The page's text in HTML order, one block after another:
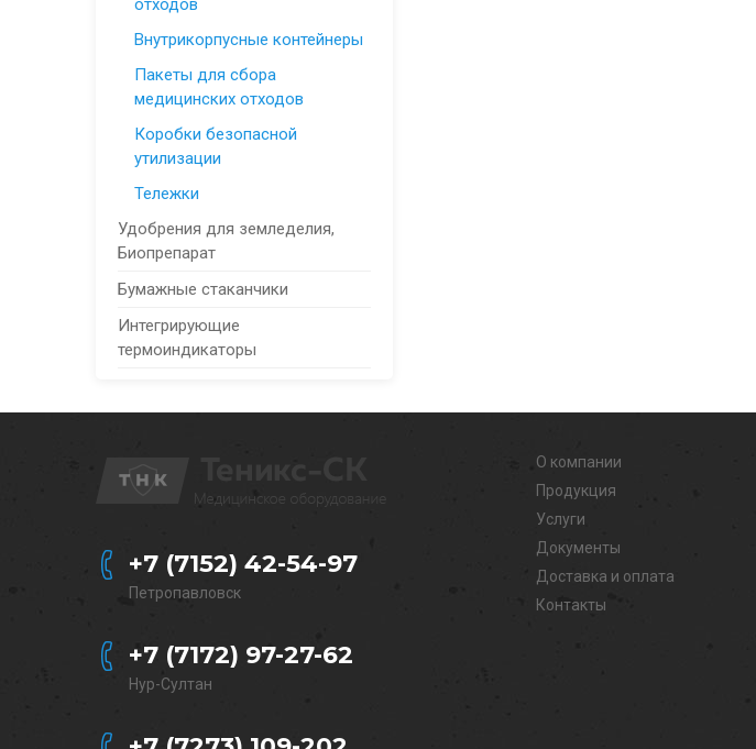
отходов
Внутрикорпусные контейнеры
Пакеты для сбора
медицинских отходов
Коробки безопасной
утилизации
Тележки
Удобрения для земледелия,
Биопрепарат
Бумажные стаканчики
Интегрирующие
термоиндикаторы
+7 (7152) 42-54-97
Петропавловск
+7 (7172) 97-27-62
Нур-Султан
О компании
Продукция
Услуги
Документы
Доставка и оплата
Контакты